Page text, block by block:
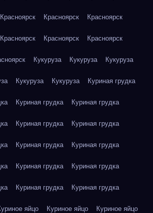
Красноярск Красноярск Красноярск
Красноярск Красноярск Красноярск
Кукуруза Кукуруза Кукуруза
Кукуруза Кукуруза Куриная грудка
Куриная грудка Куриная грудка
Куриная грудка Куриная грудка
Куриная грудка Куриная грудка
Куриная грудка Куриная грудка
Куриная грудка Куриная грудка
яйцо Куриное яйцо Куриное яйцо